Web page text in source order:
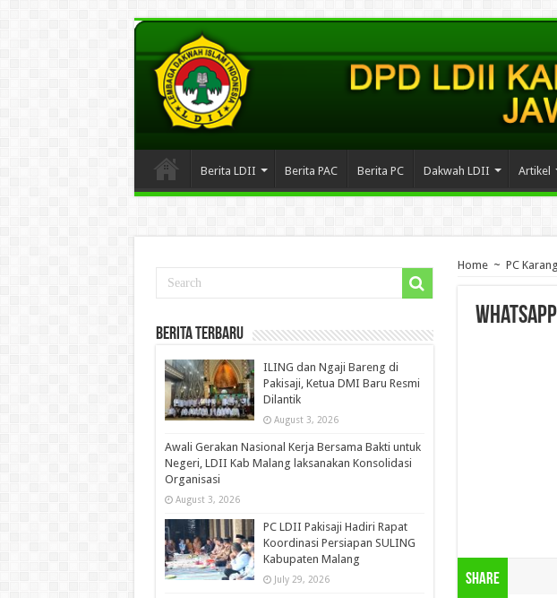
Berita LDII Berita PAC Berita PC Dakwah LDII Artikel
Home ~ PC
Share
Berita Terbaru
ILING dan Ngaji Bareng di
Pakisaji, Ketua DMI Baru Resmi
Dilantik
August 3, 2026
Awali Gerakan Nasional Kerja Bersama Bakti untuk
Negeri, LDII Kab Malang laksanakan Konsolidasi
Organisasi
August 3, 2026
PC LDII Pakisaji Hadiri Rapat
Koordinasi Persiapan SULING
Kabupaten Malang
July 29, 2026